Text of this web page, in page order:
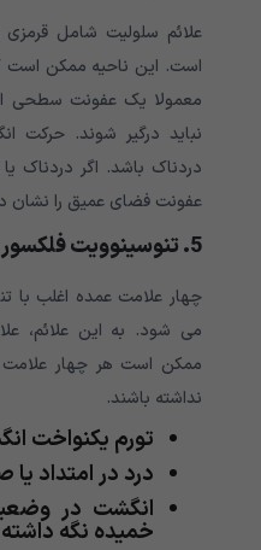
علائم سلولیت شامل
است. این ناحیه ممکن
معمولا یک عفونت سطحی
نباید درگیر شوند.
دردناک باشد. اگر دردناک
عفونت فضای عمیق را نشان
5. تنوسینوویت فلکسور عفونی
چهار علامت عمده اغلب با
می شود. به این علائم،
ممکن است هر چهار علامت
نداشته باشند.
تورم یکنواخت
درد در امتداد
انگشت در
خمیده نگه